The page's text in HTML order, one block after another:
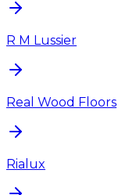
R M Lussier
Real Wood Floors
Rialux